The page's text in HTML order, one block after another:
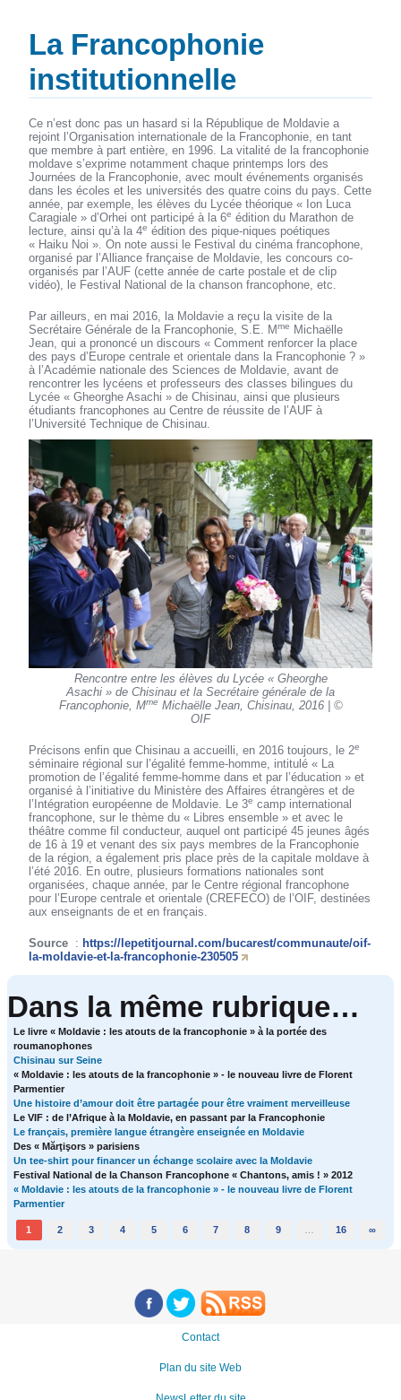
La Francophonie
institutionnelle
Ce n’est donc pas un hasard si la République de Moldavie a
rejoint l’Organisation internationale de la Francophonie, en tant
que membre à part entière, en 1996. La vitalité de la francophonie
moldave s’exprime notamment chaque printemps lors des
Journées de la Francophonie, avec moult événements organisés
dans les écoles et les universités des quatre coins du pays. Cette
année, par exemple, les élèves du Lycée théorique « Ion Luca
Caragiale » d’Orhei ont participé à la 6e édition du Marathon de
lecture, ainsi qu’à la 4e édition des pique-niques poétiques
« Haiku Noi ». On note aussi le Festival du cinéma francophone,
organisé par l’Alliance française de Moldavie, les concours co-
organisés par l’AUF (cette année de carte postale et de clip
vidéo), le Festival National de la chanson francophone, etc.
Par ailleurs, en mai 2016, la Moldavie a reçu la visite de la
Secrétaire Générale de la Francophonie, S.E. Mme Michaëlle
Jean, qui a prononcé un discours « Comment renforcer la place
des pays d’Europe centrale et orientale dans la Francophonie ? »
à l’Académie nationale des Sciences de Moldavie, avant de
rencontrer les lycéens et professeurs des classes bilingues du
Lycée « Gheorghe Asachi » de Chisinau, ainsi que plusieurs
étudiants francophones au Centre de réussite de l’AUF à
l’Université Technique de Chisinau.
Rencontre entre les élèves du Lycée « Gheorghe
Asachi » de Chisinau et la Secrétaire générale de la
Francophonie, Mme Michaëlle Jean, Chisinau, 2016 | ©
OIF
Précisons enfin que Chisinau a accueilli, en 2016 toujours, le 2e
séminaire régional sur l’égalité femme-homme, intitulé « La
promotion de l’égalité femme-homme dans et par l’éducation » et
organisé à l’initiative du Ministère des Affaires étrangères et de
l’Intégration européenne de Moldavie. Le 3e camp international
francophone, sur le thème du « Libres ensemble » et avec le
théâtre comme fil conducteur, auquel ont participé 45 jeunes âgés
de 16 à 19 et venant des six pays membres de la Francophonie
de la région, a également pris place près de la capitale moldave à
l’été 2016. En outre, plusieurs formations nationales sont
organisées, chaque année, par le Centre régional francophone
pour l’Europe centrale et orientale (CREFECO) de l’OIF, destinées
aux enseignants de et en français.
Source : https://lepetitjournal.com/bucarest/communaute/oif-
la-moldavie-et-la-francophonie-230505
Dans la même rubrique…
Le livre « Moldavie : les atouts de la francophonie » à la portée des
roumanophones
Chisinau sur Seine
« Moldavie : les atouts de la francophonie » - le nouveau livre de Florent
Parmentier
Une histoire d’amour doit être partagée pour être vraiment merveilleuse
Le VIF : de l’Afrique à la Moldavie, en passant par la Francophonie
Le français, première langue étrangère enseignée en Moldavie
Des « Mărţişors » parisiens
Un tee-shirt pour financer un échange scolaire avec la Moldavie
Festival National de la Chanson Francophone « Chantons, amis ! » 2012
« Moldavie : les atouts de la francophonie » - le nouveau livre de Florent
Parmentier
1 2 3 4 5 6 7 8 9 16 ∞
Contact
Plan du site Web